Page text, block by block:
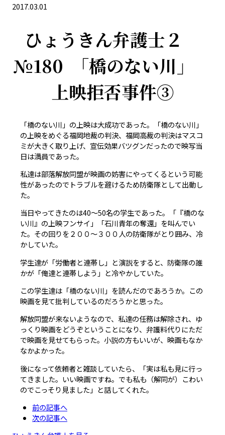
2017.03.01
ひょうきん弁護士２
№180 ｢橋のない川」
上映拒否事件③
「橋のない川」の上映は大成功であった。「橋のない川」
の上映をめぐる福岡地裁の判決、福岡高裁の判決はマスコ
ミが大きく取り上げ、宣伝効果バツグンだったので映写当
日は満員であった。
私達は部落解放同盟が映画の妨害にやってくるという可能
性があったのでトラブルを避けるため防衛隊として出動し
た。
当日やってきたのは40～50名の学生であった。「『橋のな
い川』の上映フンサイ」「石川青年の奪還」を叫んでい
た。その回りを２００～３００人の防衛隊がとり囲み、冷
かしていた。
学生達が「労働者と連帯し」と演説をすると、防衛隊の誰
かが「俺達と連帯しよう」と冷やかしていた。
この学生達は「橋のない川」を読んだのであろうか。この
映画を見て批判しているのだろうかと思った。
解放同盟が来ないようなので、私達の任務は解除され、ゆ
っくり映画をどうぞということになり、弁護料代りにただ
で映画を見せてもらった。小説の方もいいが、映画もなか
なかよかった。
後になって依頼者と雑談していたら、「実は私も見に行っ
てきました。いい映画ですね。でも私も（解同が）こわい
のでこっそり見ました」と話してくれた。
前の記事へ
次の記事へ